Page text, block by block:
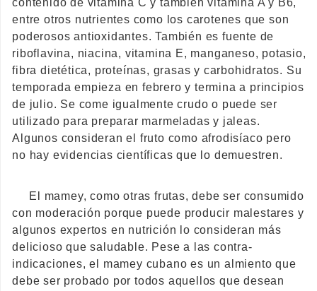
contenido de vitamina C y también vitamina A y B6,
entre otros nutrientes como los carotenes que son
poderosos antioxidantes. También es fuente de
riboflavina, niacina, vitamina E, manganeso, potasio,
fibra dietética, proteínas, grasas y carbohidratos. Su
temporada empieza en febrero y termina a principios
de julio. Se come igualmente crudo o puede ser
utilizado para preparar marmeladas y jaleas.
Algunos consideran el fruto como afrodisíaco pero
no hay evidencias científicas que lo demuestren.
El mamey, como otras frutas, debe ser consumido
con moderación porque puede producir malestares y
algunos expertos en nutrición lo consideran más
delicioso que saludable. Pese a las contra-
indicaciones, el mamey cubano es un almiento que
debe ser probado por todos aquellos que desean